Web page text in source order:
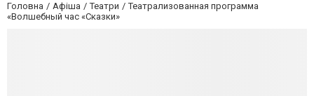
Головна Афіша Театри
Театрализованная программа
«Волшебный час «Сказки»